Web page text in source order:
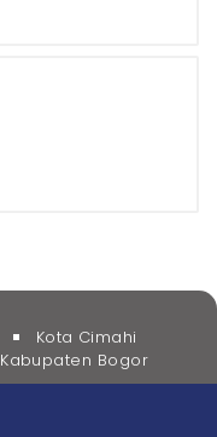
Kota Cimahi
Kabupaten Bogor